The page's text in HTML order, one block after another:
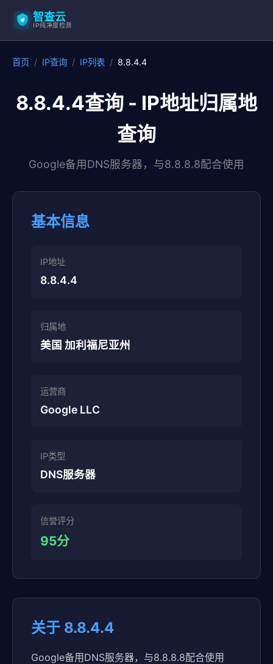
智查云
IP纯净度检测
首页 / IP查询 / IP列表 / 8.8.4.4
8.8.4.4查询 - IP地址归属地
查询
Google备用DNS服务器，与8.8.8.8配合使用
基本信息
IP地址
8.8.4.4
归属地
美国 加利福尼亚州
运营商
Google LLC
IP类型
DNS服务器
信誉评分
95分
关于 8.8.4.4
Google备用DNS服务器，与8.8.8.8配合使用